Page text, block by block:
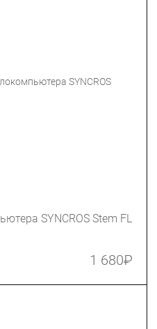
SYNCROS Stem FL
1 680₽